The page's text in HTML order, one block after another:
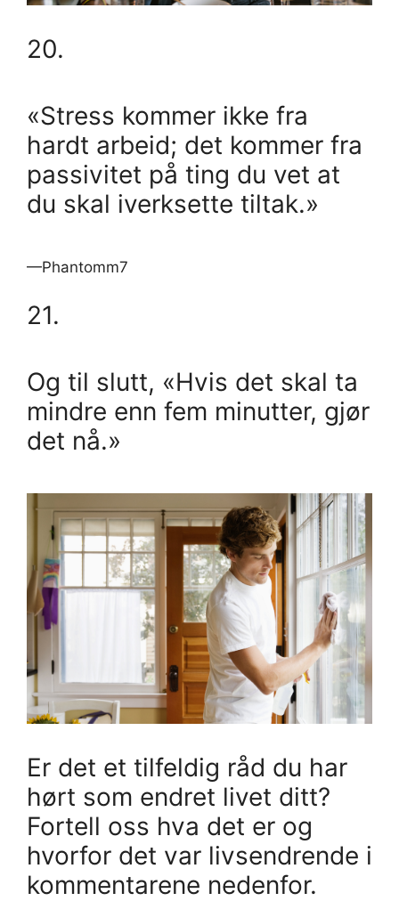
20.
«Stress kommer ikke fra
hardt arbeid; det kommer fra
passivitet på ting du vet at
du skal iverksette tiltak.»
—Phantomm7
21.
Og til slutt, «Hvis det skal ta
mindre enn fem minutter, gjør
det nå.»
Er det et tilfeldig råd du har
hørt som endret livet ditt?
Fortell oss hva det er og
hvorfor det var livsendrende i
kommentarene nedenfor.